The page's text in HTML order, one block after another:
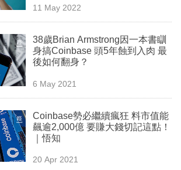
11 May 2022
38歲Brian Armstrong因一本書瞓
身搞Coinbase 頭5年蝕到入肉 最
後如何翻身？
6 May 2021
Coinbase勢必繼續瘋狂 料市值能
飆逾2,000億 要賺大錢切記這點！
｜悟知
20 Apr 2021